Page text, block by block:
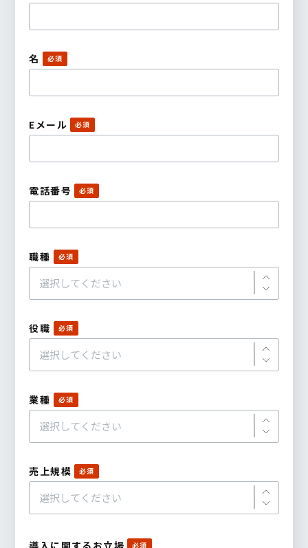
名
Eメール
電話番号
職種
役職
業種
売上規模
導入に関するお立場